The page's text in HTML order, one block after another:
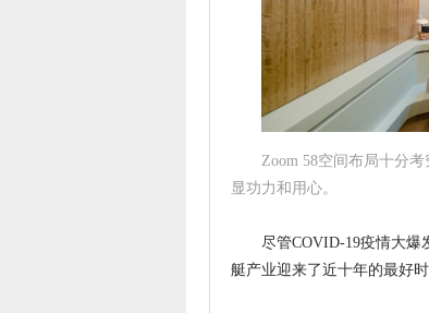
Zoom 58空间布局十分
显功力和用心。
尽管COVID-19疫情大爆发
艇产业迎来了近十年的最好